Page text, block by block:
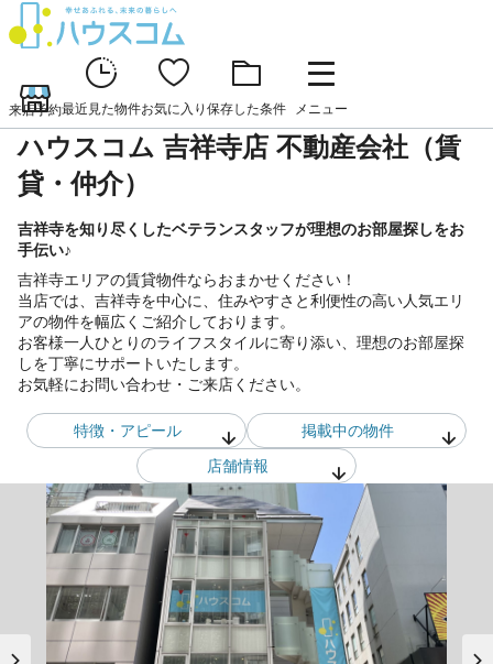
来店予約最近見た物件お気に入り 保存した条件 メニュー
ハウスコム 吉祥寺店 不動産会社（賃
貸・仲介）
吉祥寺を知り尽くしたベテランスタッフが理想のお部屋探しをお
手伝い♪
吉祥寺エリアの賃貸物件ならおまかせください！
当店では、吉祥寺を中心に、住みやすさと利便性の高い人気エリ
アの物件を幅広くご紹介しております。
お客様一人ひとりのライフスタイルに寄り添い、理想のお部屋探
しを丁寧にサポートいたします。
お気軽にお問い合わせ・ご来店ください。
特徴・アピール
掲載中の物件
店舗情報